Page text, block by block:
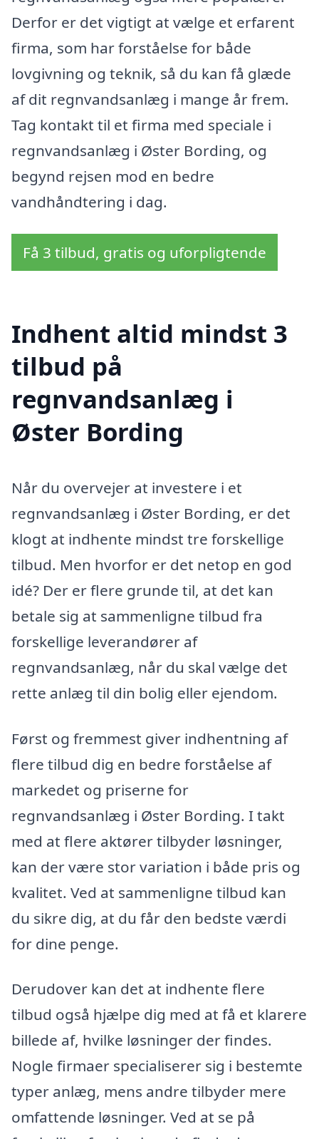
Derfor er det vigtigt at vælge et erfarent
firma, som har forståelse for både
lovgivning og teknik, så du kan få glæde
af dit regnvandsanlæg i mange år frem.
Tag kontakt til et firma med speciale i
regnvandsanlæg i Øster Bording, og
begynd rejsen mod en bedre
vandhåndtering i dag.
Få 3 tilbud, gratis og uforpligtende
Indhent altid mindst 3
tilbud på
regnvandsanlæg i
Øster Bording
Når du overvejer at investere i et
regnvandsanlæg i Øster Bording, er det
klogt at indhente mindst tre forskellige
tilbud. Men hvorfor er det netop en god
idé? Der er flere grunde til, at det kan
betale sig at sammenligne tilbud fra
forskellige leverandører af
regnvandsanlæg, når du skal vælge det
rette anlæg til din bolig eller ejendom.
Først og fremmest giver indhentning af
flere tilbud dig en bedre forståelse af
markedet og priserne for
regnvandsanlæg i Øster Bording. I takt
med at flere aktører tilbyder løsninger,
kan der være stor variation i både pris og
kvalitet. Ved at sammenligne tilbud kan
du sikre dig, at du får den bedste værdi
for dine penge.
Derudover kan det at indhente flere
tilbud også hjælpe dig med at få et klarere
billede af, hvilke løsninger der findes.
Nogle firmaer specialiserer sig i bestemte
typer anlæg, mens andre tilbyder mere
omfattende løsninger. Ved at se på